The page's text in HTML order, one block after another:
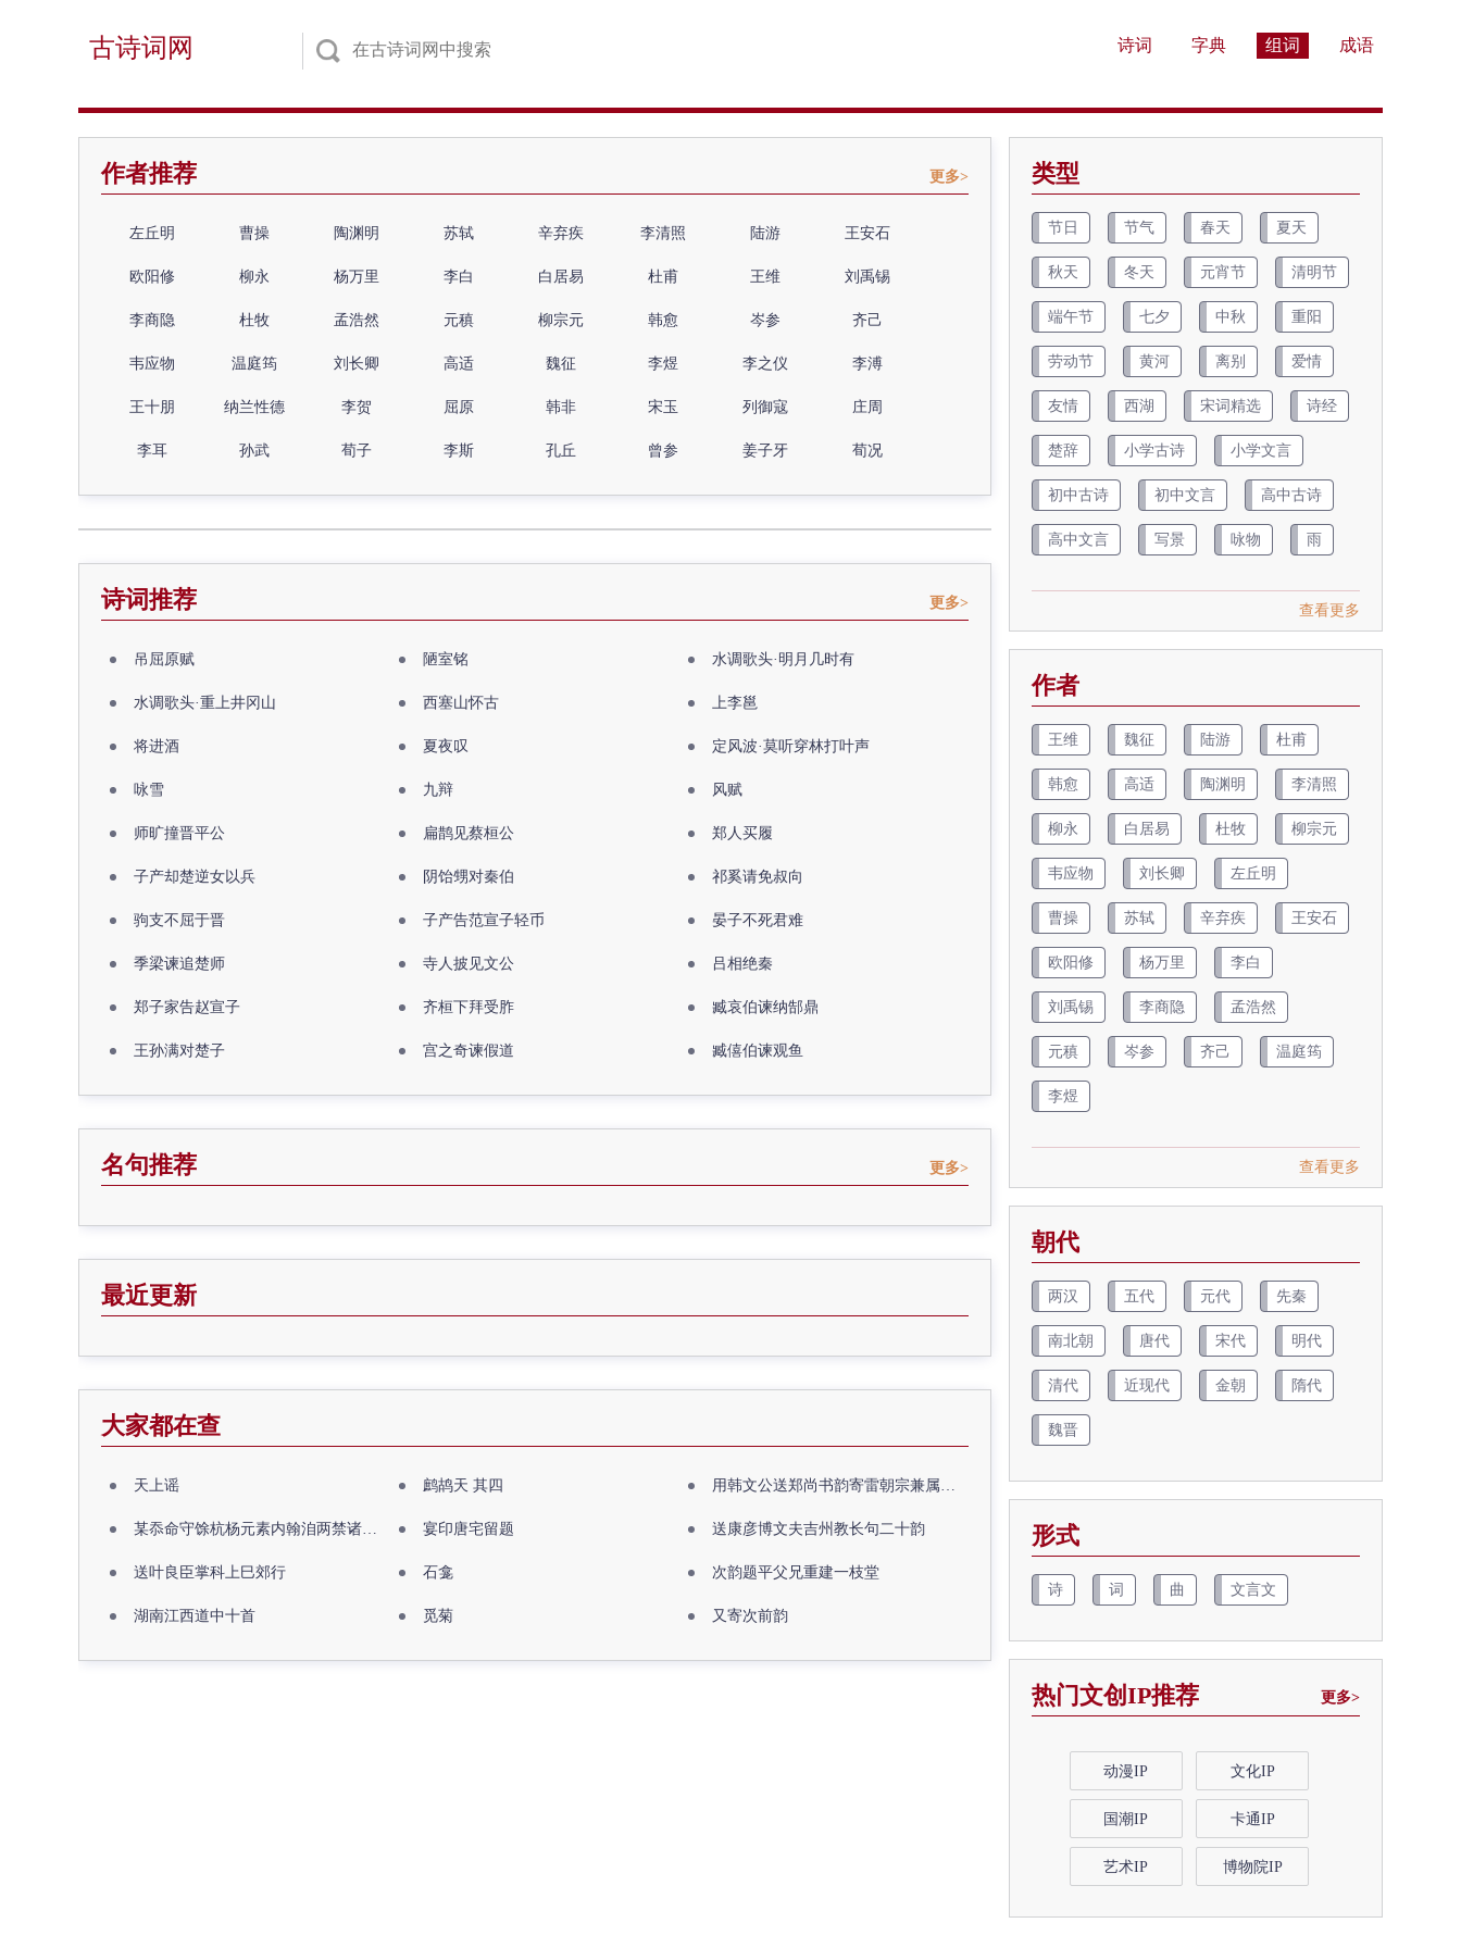
古诗词网 诗词 字典 组词 成语
作者推荐 更多>
左丘明 曹操 陶渊明 苏轼 辛弃疾 李清照 陆游 王安石
欧阳修 柳永 杨万里 李白 白居易 杜甫 王维 刘禹锡
李商隐 杜牧 孟浩然 元稹 柳宗元 韩愈 岑参 齐己
韦应物 温庭筠 刘长卿 高适 魏征 李煜 李之仪 李溥
王十朋 纳兰性德 李贺 屈原 韩非 宋玉 列御寇 庄周
李耳 孙武 荀子 李斯 孔丘 曾参 姜子牙 荀况
诗词推荐 更多>
吊屈原赋 陋室铭 水调歌头·明月几时有
水调歌头·重上井冈山 西塞山怀古 上李邕
将进酒 夏夜叹 定风波·莫听穿林打叶声
咏雪 九辩 风赋
师旷撞晋平公 扁鹊见蔡桓公 郑人买履
子产却楚逆女以兵 阴饴甥对秦伯 祁奚请免叔向
驹支不屈于晋 子产告范宣子轻币 晏子不死君难
季梁谏追楚师 寺人披见文公 吕相绝秦
郑子家告赵宣子 齐桓下拜受胙 臧哀伯谏纳郜鼎
王孙满对楚子 宫之奇谏假道 臧僖伯谏观鱼
名句推荐 更多>
最近更新
大家都在查
天上谣 鹧鸪天 其四 用韩文公送郑尚书韵寄雷朝宗兼属欧阳全真
某忝命守馀杭杨元素内翰洎两禁诸公出祖佛寺 宴印唐宅留题 送康彦博文夫吉州教长句二十韵
送叶良臣掌科上巳郊行 石龛 次韵题平父兄重建一枝堂
湖南江西道中十首 觅菊 又寄次前韵
类型
节日 节气 春天 夏天
秋天 冬天 元宵节 清明节
端午节 七夕 中秋 重阳
劳动节 黄河 离别 爱情
友情 西湖 宋词精选 诗经
楚辞 小学古诗 小学文言
初中古诗 初中文言 高中古诗
高中文言 写景 咏物 雨
查看更多
作者
王维 魏征 陆游 杜甫
韩愈 高适 陶渊明 李清照
柳永 白居易 杜牧 柳宗元
韦应物 刘长卿 左丘明
曹操 苏轼 辛弃疾 王安石
欧阳修 杨万里 李白
刘禹锡 李商隐 孟浩然
元稹 岑参 齐己 温庭筠
李煜
查看更多
朝代
两汉 五代 元代 先秦
南北朝 唐代 宋代 明代
清代 近现代 金朝 隋代
魏晋
形式
诗 词 曲 文言文
热门文创IP推荐 更多>
动漫IP 文化IP
国潮IP 卡通IP
艺术IP 博物院IP